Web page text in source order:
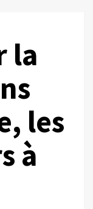
la
les
à